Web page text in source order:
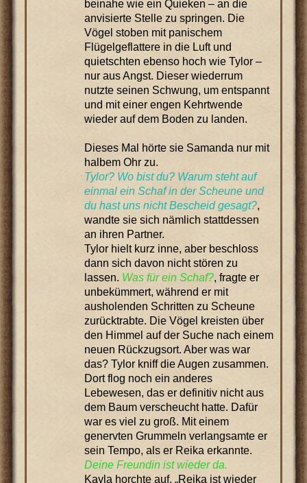
beinahe wie ein Quieken – an die
anvisierte Stelle zu springen. Die
Vögel stoben mit panischem
Flügelgeflattere in die Luft und
quietschten ebenso hoch wie Tylor –
nur aus Angst. Dieser wiederrum
nutzte seinen Schwung, um entspannt
und mit einer engen Kehrtwende
wieder auf dem Boden zu landen.
Dieses Mal hörte sie Samanda nur mit
halbem Ohr zu.
Tylor? Wo bist du? Warum steht auf
einmal ein Schaf in der Scheune und
du hast uns nicht Bescheid gesagt?,
wandte sie sich nämlich stattdessen
an ihren Partner.
Tylor hielt kurz inne, aber beschloss
dann sich davon nicht stören zu
lassen. Was für ein Schaf?, fragte er
unbekümmert, während er mit
ausholenden Schritten zu Scheune
zurücktrabte. Die Vögel kreisten über
den Himmel auf der Suche nach einem
neuen Rückzugsort. Aber was war
das? Tylor kniff die Augen zusammen.
Dort flog noch ein anderes
Lebewesen, das er definitiv nicht aus
dem Baum verscheucht hatte. Dafür
war es viel zu groß. Mit einem
genervten Grummeln verlangsamte er
sein Tempo, als er Reika erkannte.
Deine Freundin ist wieder da.
Kayla horchte auf. „Reika ist wieder